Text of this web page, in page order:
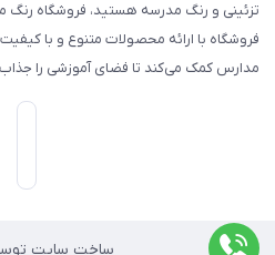
تزئینی و رنگ مدرسه هستید، فروشگاه
فروشگاه با ارائه محصولات متنوع و با
مدارس کمک می‌کند تا فضای آموزشی را
ساخت سایت